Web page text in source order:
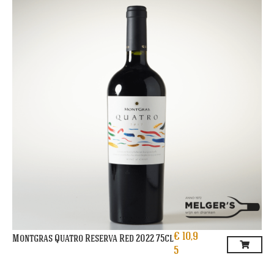
Montgras Quatro Reserva Red 2022 75cl€ 10,9
5